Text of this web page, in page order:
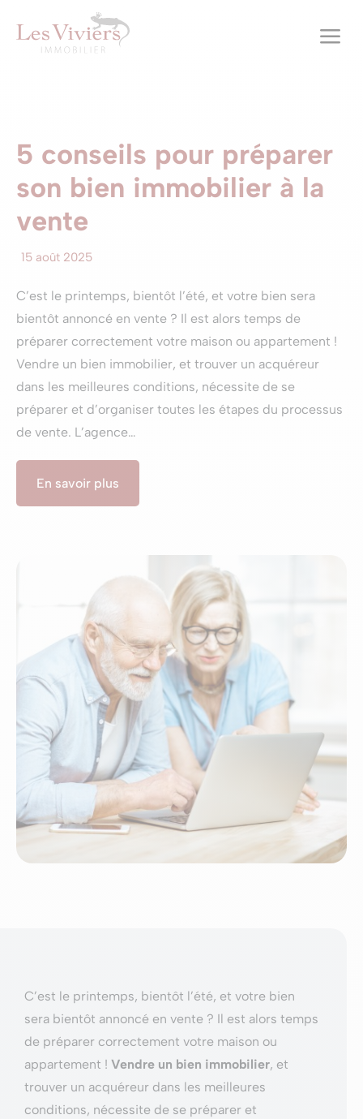
a
5 conseils pour préparer
son bien immobilier à la
vente
15 août 2025
C’est le printemps, bientôt l’été, et votre bien sera
bientôt annoncé en vente ? Il est alors temps de
préparer correctement votre maison ou appartement !
Vendre un bien immobilier, et trouver un acquéreur
dans les meilleures conditions, nécessite de se
préparer et d’organiser toutes les étapes du processus
de vente. L’agence…
En savoir plus
C’est le printemps, bientôt l’été, et votre bien
sera bientôt annoncé en vente ? Il est alors temps
de préparer correctement votre maison ou
appartement ! Vendre un bien immobilier, et
trouver un acquéreur dans les meilleures
conditions, nécessite de se préparer et